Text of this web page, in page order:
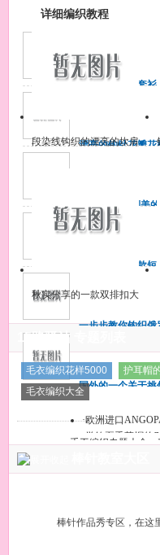
花样欣赏
详细编织教程
简单的握手服套衫
（3.2mm
漂亮的钩针花瓣花
彼岸繁花·特别美
裙花样和钩法步骤图
彼岸繁花·特别美
非常清爽的一款短
给出！
非常清爽的一款短
给出！
一步步教你钩织俄
一步步教你钩织俄
的小外套
国外的一个关于挑
教程，图片详细能
国外的一个关于
教程，图片详细能
·欧洲进口
·学钩夏季草帽的
段染线钩织的漂亮的坎肩
秋实分享的一款双排扣大
15路驿站 专题列表
毛衣编织花样5000 护耳帽
毛衣编织大全
手工编织专题大全
棒针作品秀专区，在这